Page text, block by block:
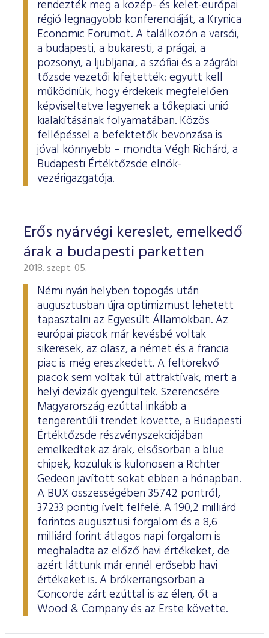
rendezték meg a közép- és kelet-európai
régió legnagyobb konferenciáját, a Krynica
Economic Forumot. A találkozón a varsói,
a budapesti, a bukaresti, a prágai, a
pozsonyi, a ljubljanai, a szófiai és a zágrábi
tőzsde vezetői kifejtették: együtt kell
működniük, hogy érdekeik megfelelően
képviseltetve legyenek a tőkepiaci unió
kialakításának folyamatában. Közös
fellépéssel a befektetők bevonzása is
jóval könnyebb – mondta Végh Richárd, a
Budapesti Értéktőzsde elnök-
vezérigazgatója.
Erős nyárvégi kereslet, emelkedő
árak a budapesti parketten
2018. szept. 05.
Némi nyári helyben topogás után
augusztusban újra optimizmust lehetett
tapasztalni az Egyesült Államokban. Az
európai piacok már kevésbé voltak
sikeresek, az olasz, a német és a francia
piac is még ereszkedett. A feltörekvő
piacok sem voltak túl attraktívak, mert a
helyi devizák gyengültek. Szerencsére
Magyarország ezúttal inkább a
tengerentúli trendet követte, a Budapesti
Értéktőzsde részvényszekciójában
emelkedtek az árak, elsősorban a blue
chipek, közülük is különösen a Richter
Gedeon javított sokat ebben a hónapban.
A BUX összességében 35742 pontról,
37233 pontig ívelt felfelé. A 190,2 milliárd
forintos augusztusi forgalom és a 8,6
milliárd forint átlagos napi forgalom is
meghaladta az előző havi értékeket, de
azért láttunk már ennél erősebb havi
értékeket is. A brókerrangsorban a
Concorde zárt ezúttal is az élen, őt a
Wood & Company és az Erste követte.